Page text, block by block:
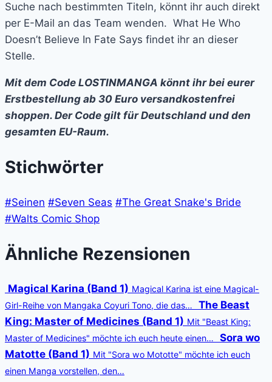
Suche nach bestimmten Titeln, könnt ihr auch direkt
per E-Mail an das Team wenden. What He Who
Doesn’t Believe In Fate Says findet ihr an dieser
Stelle.
Mit dem Code LOSTINMANGA könnt ihr bei eurer
Erstbestellung ab 30 Euro versandkostenfrei
shoppen. Der Code gilt für Deutschland und den
gesamten EU-Raum.
Stichwörter
#Seinen #Seven Seas #The Great Snake's Bride
#Walts Comic Shop
Ähnliche Rezensionen
Magical Karina (Band 1) Magical Karina ist eine Magical-
Girl-Reihe von Mangaka Coyuri Tono, die das…
The Beast
King: Master of Medicines (Band 1) Mit "Beast King:
Master of Medicines" möchte ich euch heute einen…
Sora wo
Matotte (Band 1) Mit "Sora wo Mototte" möchte ich euch
einen Manga vorstellen, den…